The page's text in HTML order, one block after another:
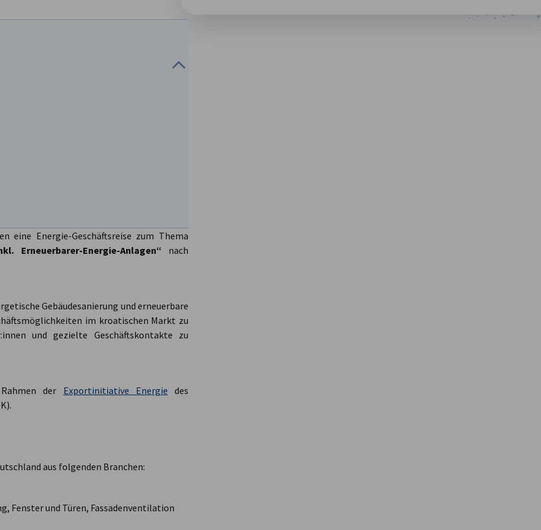
eine Energie-Geschäftsreise zum Thema
Erneuerbarer-Energie-Anlagen“ nach
Gebäudesanierung und erneuerbare
im kroatischen Markt zu
und gezielte Geschäftskontakte zu
der Exportinitiative Energie des
aus folgenden Branchen:
Fenster und Türen, Fassadenventilation